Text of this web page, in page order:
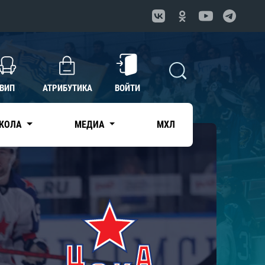
ВИП АТРИБУТИКА ВОЙТИ
МЕДИА МХЛ